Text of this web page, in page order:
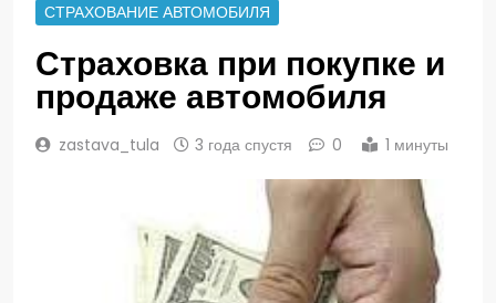
СТРАХОВАНИЕ АВТОМОБИЛЯ
Страховка при покупке и
продаже автомобиля
zastava_tula 3 года спустя 0 1 минуты